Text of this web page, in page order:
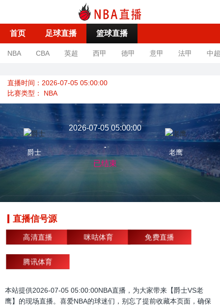
首页 足球直播 篮球直播
NBA CBA 英超 西甲 德甲 意甲 法甲 中超
直播时间：2026-07-05 05:00:00
比赛类型： NBA
爵士
2026-07-05 05:00:00
-
已结束
老鹰
直播信号源
高清直播 咪咕体育 免费直播
腾讯体育
本站提供2026-07-05 05:00:00NBA直播，为大家带来【爵士VS老
鹰】的现场直播。喜爱NBA的球迷们，别忘了提前收藏本页面，确保